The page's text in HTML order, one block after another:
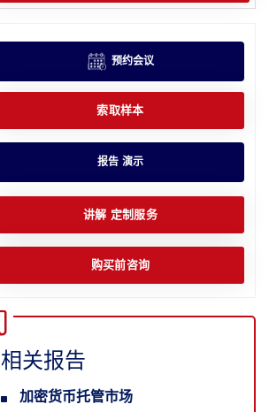
预约会议
索取样本
报告 演示
讲解 定制服务
购买前咨询
相关报告
加密货币托管市场